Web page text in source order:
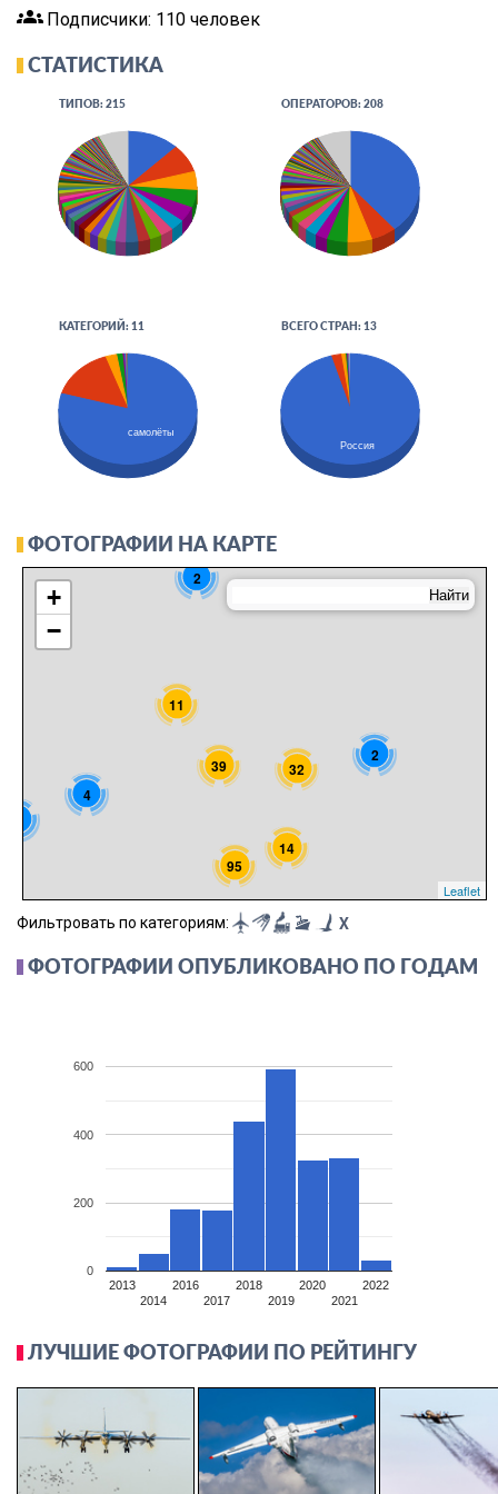
groups Подписчики: 110 человек
СТАТИСТИКА
ТИПОВ: 215 ОПЕРАТОРОВ: 208
КАТЕГОРИЙ: 11
самолёты
ВСЕГО СТРАН: 13
Россия
ФОТОГРАФИИ НА КАРТЕ
4
2
2
95
14
39 32
11
+
−
Leaflet
Фильтровать по категориям:
X
ФОТОГРАФИИ ОПУБЛИКОВАНО ПО ГОДАМ
2013
2014
2016
2017
2018
2019
2020
2021
2022
0
200
400
600
ЛУЧШИЕ ФОТОГРАФИИ ПО РЕЙТИНГУ